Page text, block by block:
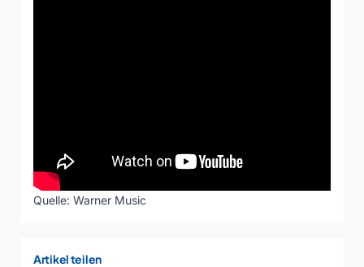
Quelle: Warner Music
Artikel teilen